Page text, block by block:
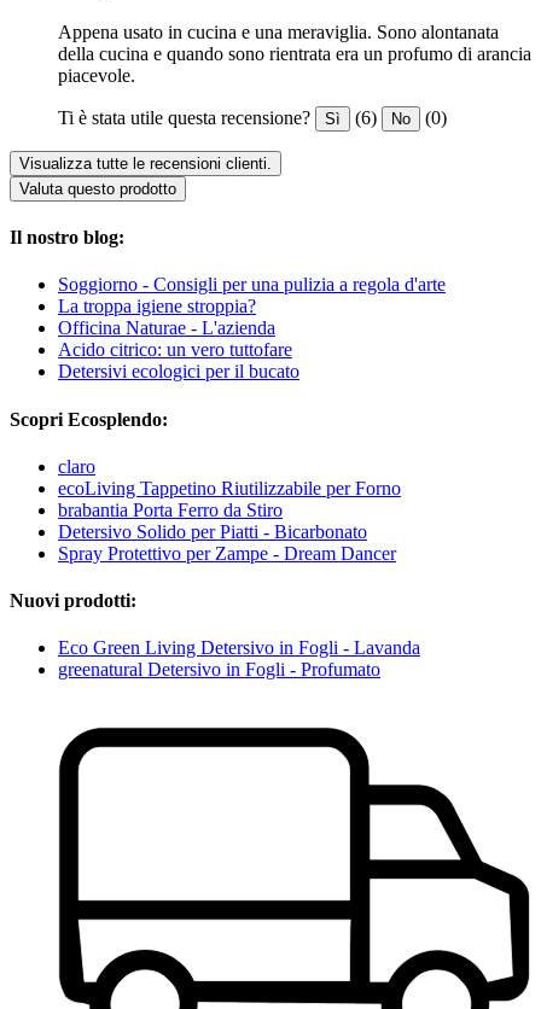
Appena usato in cucina e una meraviglia. Sono alontanata
della cucina e quando sono rientrata era un profumo di arancia
piacevole.
Ti è stata utile questa recensione? Sì (6) No (0)
Visualizza tutte le recensioni clienti.
Valuta questo prodotto
Il nostro blog:
Soggiorno - Consigli per una pulizia a regola d'arte
La troppa igiene stroppia?
Officina Naturae - L'azienda
Acido citrico: un vero tuttofare
Detersivi ecologici per il bucato
Scopri Ecosplendo:
claro
ecoLiving Tappetino Riutilizzabile per Forno
brabantia Porta Ferro da Stiro
Detersivo Solido per Piatti - Bicarbonato
Spray Protettivo per Zampe - Dream Dancer
Nuovi prodotti:
Eco Green Living Detersivo in Fogli - Lavanda
greenatural Detersivo in Fogli - Profumato